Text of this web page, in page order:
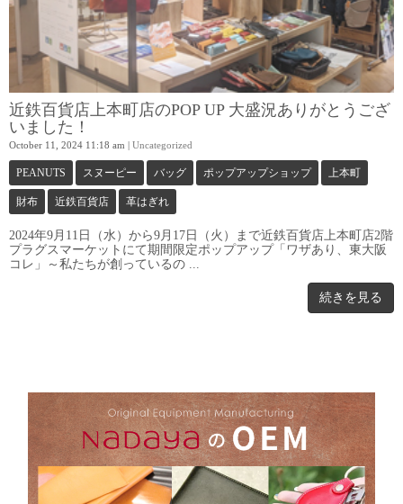
近鉄百貨店上本町店のPOP UP 大盛況ありがとうござ
いました！
October 11, 2024 11:18 am | Uncategorized
PEANUTS スヌーピー バッグ ポップアップショップ 上本町
財布 近鉄百貨店 革はぎれ
2024年9月11日（水）から9月17日（火）まで近鉄百貨店上本町店2階
プラグスマーケットにて期間限定ポップアップ「ワザあり、東大阪
コレ」～私たちが創っているの ...
続きを見る